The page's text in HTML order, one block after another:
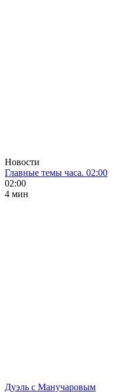
Новости
Главные темы часа. 02:00
02:00
4 мин
Дуэль с Манучаровым